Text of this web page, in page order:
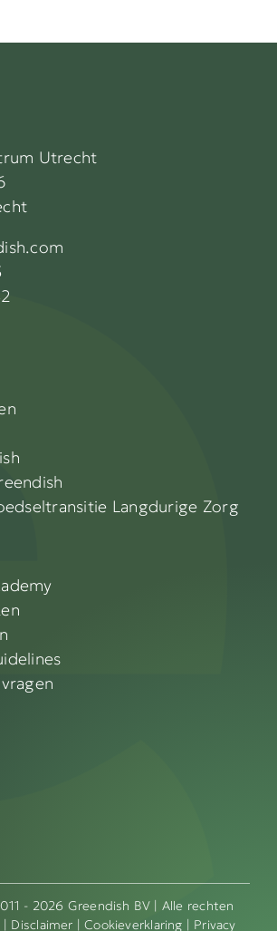
Utrecht
Langdurige Zorg
- 2026 Greendish BV | Alle rechten
Disclaimer |Cookieverklaring Privacy